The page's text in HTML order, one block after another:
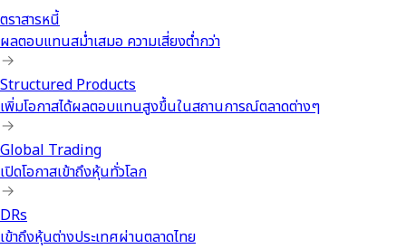
ตราสารหนี้
ผลตอบแทนสม่ำเสมอ ความเสี่ยงต่ำกว่า
Structured Products
เพิ่มโอกาสได้ผลตอบแทนสูงขึ้นในสถานการณ์ตลาดต่างๆ
Global Trading
เปิดโอกาสเข้าถึงหุ้นทั่วโลก
DRs
เข้าถึงหุ้นต่างประเทศผ่านตลาดไทย